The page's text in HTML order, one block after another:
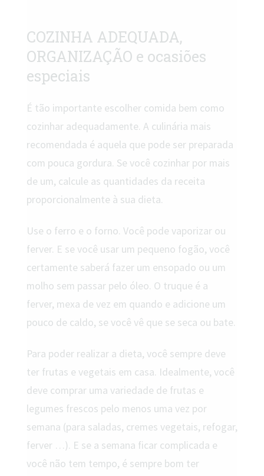
COZINHA ADEQUADA,
ORGANIZAÇÃO e ocasiões
especiais
É tão importante escolher comida bem como
cozinhar adequadamente. A culinária mais
recomendada é aquela que pode ser preparada
com pouca gordura. Se você cozinhar por mais
de um, calcule as quantidades da receita
proporcionalmente à sua dieta.
Use o ferro e o forno. Você pode vaporizar ou
ferver. E se você usar um pequeno fogão, você
certamente saberá fazer um ensopado ou um
molho sem passar pelo óleo. O truque é a
ferver, mexa de vez em quando e adicione um
pouco de caldo, se você vê que se seca ou bate.
Para poder realizar a dieta, você sempre deve
ter frutas e vegetais em casa. Idealmente, você
deve comprar uma variedade de frutas e
legumes frescos pelo menos uma vez por
semana (para saladas, cremes vegetais, refogar,
ferver …). E se a semana ficar complicada e
você não tem tempo, é sempre bom ter